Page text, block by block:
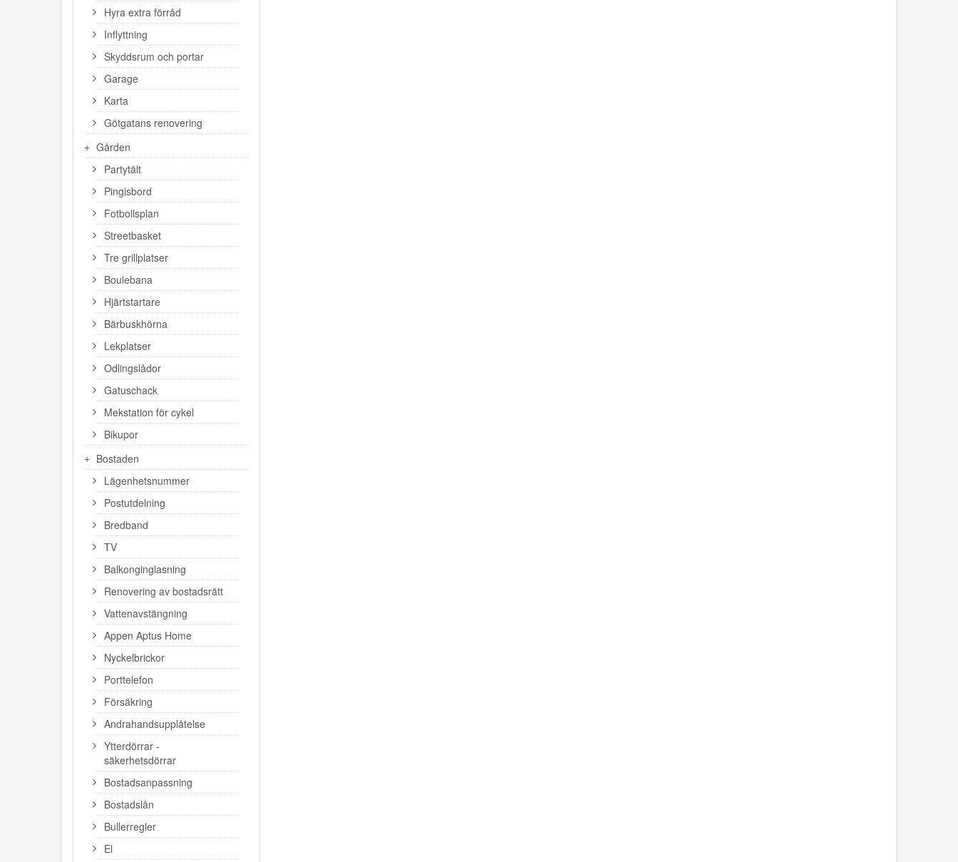
Hyra extra förråd
Inflyttning
Skyddsrum och portar
Garage
Karta
Götgatans renovering
Gården
Partytält
Pingisbord
Fotbollsplan
Streetbasket
Tre grillplatser
Boulebana
Hjärtstartare
Bärbuskhörna
Lekplatser
Odlingslådor
Gatuschack
Mekstation för cykel
Bikupor
Bostaden
Lägenhetsnummer
Postutdelning
Bredband
TV
Balkonginglasning
Renovering av bostadsrätt
Vattenavstängning
Appen Aptus Home
Nyckelbrickor
Porttelefon
Försäkring
Andrahandsupplåtelse
Ytterdörrar -
säkerhetsdörrar
Bostadsanpassning
Bostadslån
Bullerregler
El